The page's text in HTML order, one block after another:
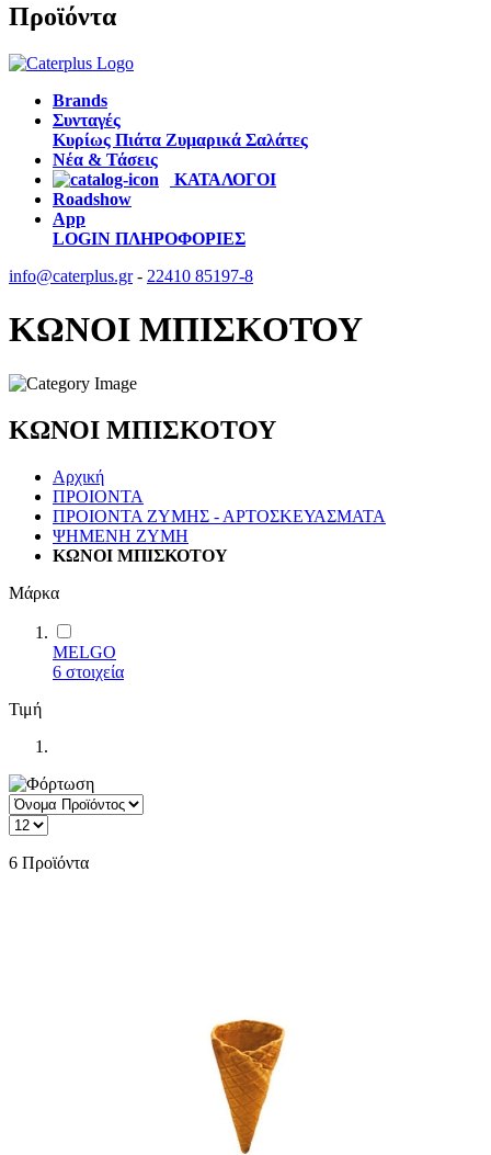
Προϊόντα
Brands
Συνταγές
Κυρίως Πιάτα Ζυμαρικά Σαλάτες
Νέα & Τάσεις
ΚΑΤΑΛΟΓΟΙ
Roadshow
App
LOGIN ΠΛΗΡΟΦΟΡΙΕΣ
info@caterplus.gr- 22410 85197-8
ΚΩΝΟΙ ΜΠΙΣΚΟΤΟΥ
ΚΩΝΟΙ ΜΠΙΣΚΟΤΟΥ
Αρχική
ΠΡΟΙΟΝΤΑ
ΠΡΟΙΟΝΤΑ ΖΥΜΗΣ - ΑΡΤΟΣΚΕΥΑΣΜΑΤΑ
ΨΗΜΕΝΗ ΖΥΜΗ
ΚΩΝΟΙ ΜΠΙΣΚΟΤΟΥ
Μάρκα
MELGO
6 στοιχεία
Τιμή
6 Προϊόντα